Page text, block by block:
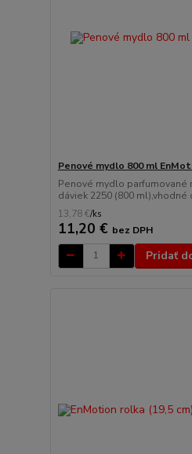
Penové mydlo 800 ml
Penové mydlo parfumované
dáviek 2250 (800 ml),vhodné
13,78 €/ks
11,20 € bez DPH
Pridať